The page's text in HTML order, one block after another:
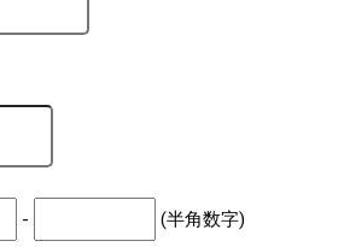
- (半角数字)